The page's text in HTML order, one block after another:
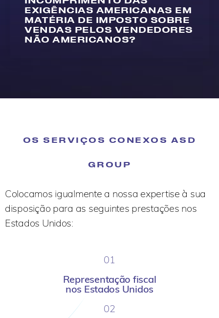
EXIGÊNCIAS AMERICANAS EM
MATÉRIA DE IMPOSTO SOBRE
VENDAS PELOS VENDEDORES
NÃO AMERICANOS?
OS SERVIÇOS CONEXOS ASD
GROUP
Colocamos igualmente a nossa expertise à sua
disposição para as seguintes prestações nos
Estados Unidos:
01
Representação fiscal
nos Estados Unidos
02